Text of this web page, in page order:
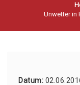
Unwetter in
Datum: